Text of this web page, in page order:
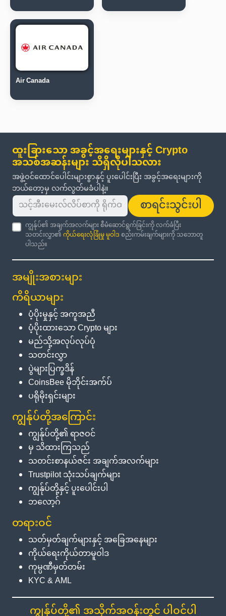
Air Canada
ထူးခြားသော အခွင့်အရေးများနှင့် Crypto
အသစ်အဆန်းများ သိရှိလိုပါသလား
အဖွဲ့ဝင်ထောင်ပေါင်းများစွာနှင့် ပူးပေါင်းပြီး အခွင့်အရေးများကို
ဘယ်တော့မှ လက်လွတ်မခံပါနဲ့။
စာရင်းသွင်းပါ
ကျွန်ုပ်၏ အချက်အလက်များ စီမံဆောင်ရွက်ခြင်းကို လက်ခံပြီး
သတင်းလွှာ၏ကိုယ်ရေးလုံခြုံမှု မူဝါဒစည်းကမ်းချက်များကို သဘောတူ
ပါသည်။
အမျိုးအစားများ
ကိရိယာများ
ပံ့ပိုးမှုနှင့် အကူအညီ
ပံ့ပိုးထားသော Crypto များ
မည်သို့အလုပ်လုပ်ပုံ
သတင်းလွှာ
ပွဲများပြက္ခဒိန်
CoinsBee မိုဘိုင်းအက်ပ်
ပရိုမိုးရှင်းများ
ကျွန်ုပ်တို့အကြောင်း
ကျွန်ုပ်တို့၏ ရာဇဝင်
မှ သိထားကြသည်
သတင်းစာနယ်ဇင်း အချက်အလက်များ
Trustpilot သုံးသပ်ချက်များ
ကျွန်ုပ်တို့နှင့် ပူးပေါင်းပါ
ဘလော့ဂ်
တရားဝင်
သတ်မှတ်ချက်များနှင့် အခြေအနေများ
ကိုယ်ရေးကိုယ်တာမူဝါဒ
ကုမ္ပဏီမှတ်တမ်း
KYC & AML